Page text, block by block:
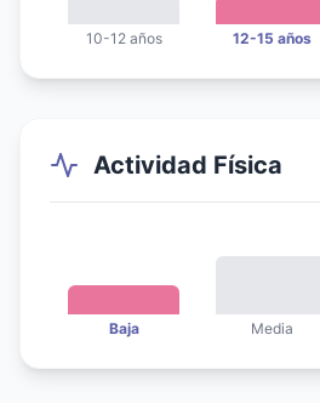
10-12 años 12-15 años
Actividad Física
Baja Media